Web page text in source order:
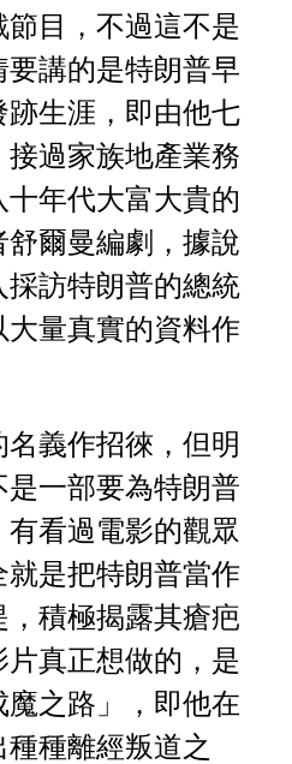
目，不過這不是
講的是特朗普早
生涯，即由他七
過家族地產業務
年代大富大貴的
爾曼編劇，據說
採訪特朗普的總統
量真實的資料作
義作招徠，但明
是一部要為特朗普
看過電影的觀眾
是把特朗普當作
積極揭露其瘡疤
真正想做的，是
之路」，即他在
種離經叛道之